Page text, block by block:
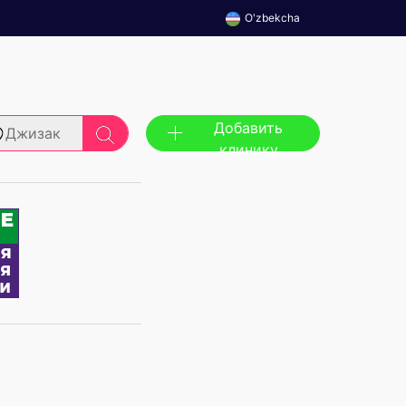
O'zbekcha
Джизак
Добавить
клинику